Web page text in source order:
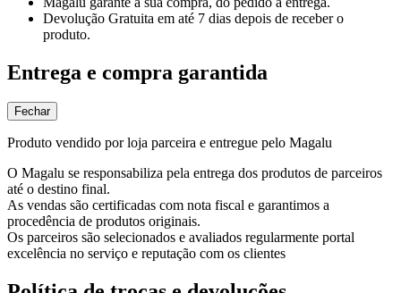
Devolução Gratuita em até 7 dias depois de receber o
produto.
Entrega e compra garantida
Fechar
Produto vendido por loja parceira e entregue pelo Magalu
O Magalu se responsabiliza pela entrega dos produtos de parceiros
até o destino final.
As vendas são certificadas com nota fiscal e garantimos a
procedência de produtos originais.
Os parceiros são selecionados e avaliados regularmente portal
excelência no serviço e reputação com os clientes